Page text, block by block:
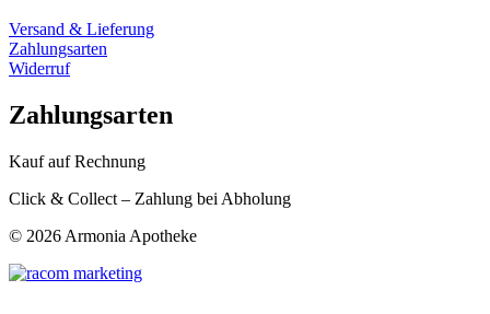
Versand & Lieferung
Zahlungsarten
Widerruf
Zahlungsarten
Kauf auf Rechnung
Click & Collect – Zahlung bei Abholung
© 2026 Armonia Apotheke